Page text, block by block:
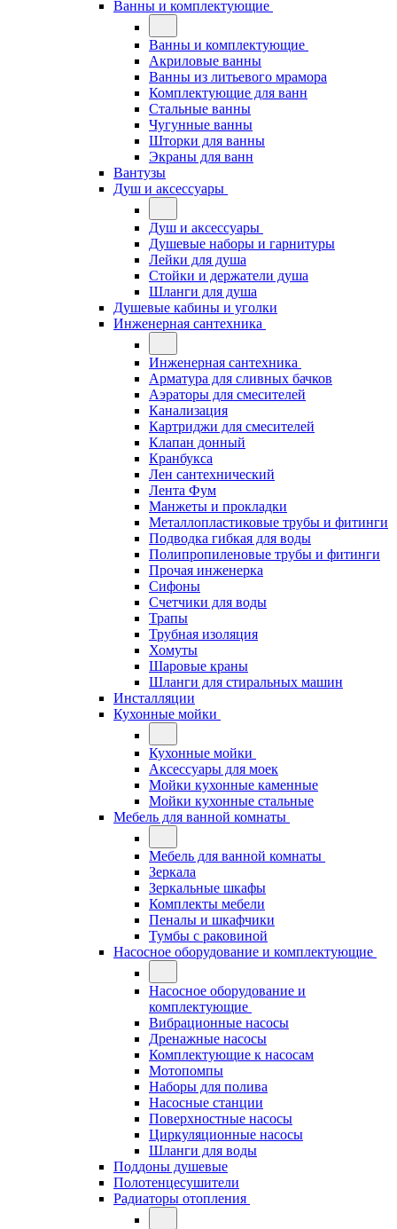
Ванны и комплектующие
Ванны и комплектующие
Акриловые ванны
Ванны из литьевого мрамора
Комплектующие для ванн
Стальные ванны
Чугунные ванны
Шторки для ванны
Экраны для ванн
Вантузы
Душ и аксессуары
Душ и аксессуары
Душевые наборы и гарнитуры
Лейки для душа
Стойки и держатели душа
Шланги для душа
Душевые кабины и уголки
Инженерная сантехника
Инженерная сантехника
Арматура для сливных бачков
Аэраторы для смесителей
Канализация
Картриджи для смесителей
Клапан донный
Кранбукса
Лен сантехнический
Лента Фум
Манжеты и прокладки
Металлопластиковые трубы и фитинги
Подводка гибкая для воды
Полипропиленовые трубы и фитинги
Прочая инженерка
Сифоны
Счетчики для воды
Трапы
Трубная изоляция
Хомуты
Шаровые краны
Шланги для стиральных машин
Инсталляции
Кухонные мойки
Кухонные мойки
Аксессуары для моек
Мойки кухонные каменные
Мойки кухонные стальные
Мебель для ванной комнаты
Мебель для ванной комнаты
Зеркала
Зеркальные шкафы
Комплекты мебели
Пеналы и шкафчики
Тумбы с раковиной
Насосное оборудование и комплектующие
Насосное оборудование и
комплектующие
Вибрационные насосы
Дренажные насосы
Комплектующие к насосам
Мотопомпы
Наборы для полива
Насосные станции
Поверхностные насосы
Циркуляционные насосы
Шланги для воды
Поддоны душевые
Полотенцесушители
Радиаторы отопления